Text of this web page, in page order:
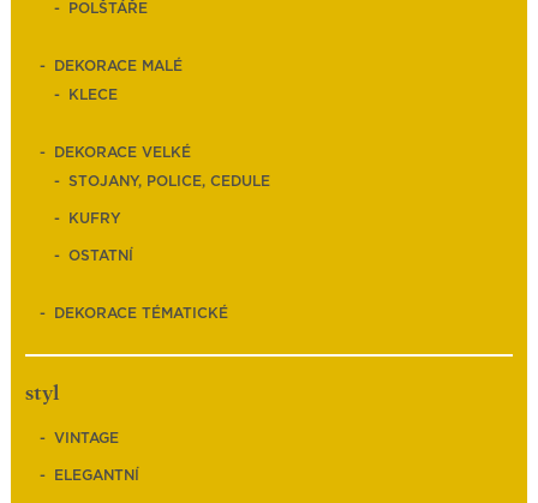
POLŠTÁŘE
DEKORACE MALÉ
KLECE
DEKORACE VELKÉ
STOJANY, POLICE, CEDULE
KUFRY
OSTATNÍ
DEKORACE TÉMATICKÉ
styl
VINTAGE
ELEGANTNÍ